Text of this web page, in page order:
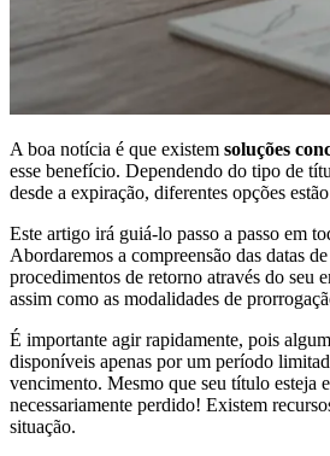
A boa notícia é que existem soluções
esse benefício. Dependendo do tipo de
desde a expiração, diferentes opções
Este artigo irá guiá-lo passo a passo em
Abordaremos a compreensão das datas de
procedimentos de retorno através do seu
assim como as modalidades de
É importante agir rapidamente, pois
disponíveis apenas por um período
vencimento. Mesmo que seu título esteja
necessariamente perdido! Existem
situação.